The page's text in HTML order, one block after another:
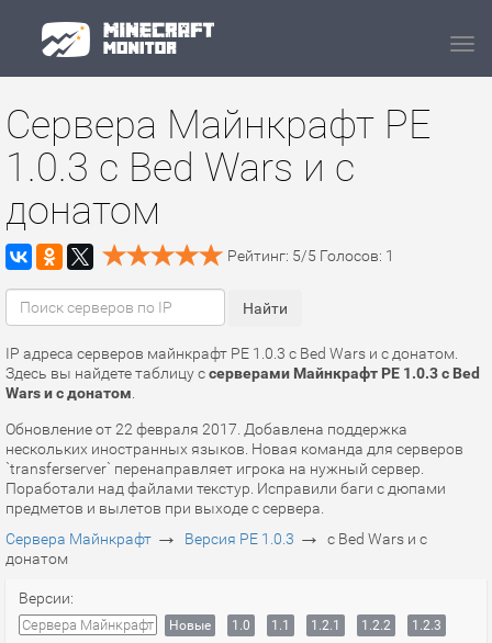
Сервера Майнкрафт PE
1.0.3 с Bed Wars и с
донатом
Рейтинг: 5/5 Голосов: 1
IP адреса серверов майнкрафт PE 1.0.3 с Bed Wars и с донатом.
Здесь вы найдете таблицу ссерверами Майнкрафт PE 1.0.3 с Bed
Wars и с донатом
Обновление от 22 февраля 2017. Добавлена поддержка
нескольких иностранных языков. Новая команда для серверов
`transferserver` перенаправляет игрока на нужный сервер.
Поработали над файлами текстур. Исправили баги с дюпами
предметов и вылетов при выходе с сервера.
Сервера Майнкрафт → Версия PE 1.0.3 →
с Bed Wars и с
донатом
Версии:
Сервера Майнкрафт Новые 1.0 1.1 1.2.1 1.2.2
1.2.3